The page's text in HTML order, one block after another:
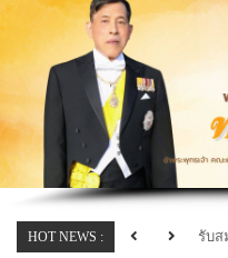
HOT NEWS :